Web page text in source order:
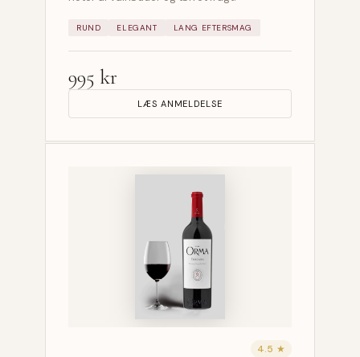
RUND ELEGANT LANG EFTERSMAG
995 kr
LÆS ANMELDELSE
4.5 ★